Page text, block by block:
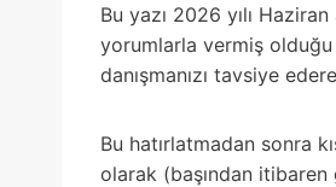
Bu yazı 2026 yılı
yorumlarla vermiş
danışmanızı tavsiye
Bu hatırlatmadan sonra
olarak (başından itibaren